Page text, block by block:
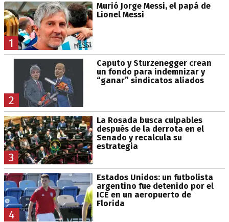
1
Murió Jorge Messi, el papá de
Lionel Messi
2
Caputo y Sturzenegger crean
un fondo para indemnizar y
“ganar” sindicatos aliados
3
La Rosada busca culpables
después de la derrota en el
Senado y recalcula su
estrategia
4
Estados Unidos: un futbolista
argentino fue detenido por el
ICE en un aeropuerto de
Florida